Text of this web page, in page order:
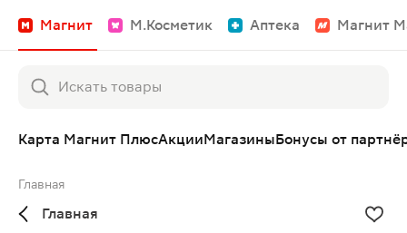
Магнит М.Косметик Аптека Магнит
Карта Магнит ПлюсАкцииМагазиныБонусы от
Главная
Главная